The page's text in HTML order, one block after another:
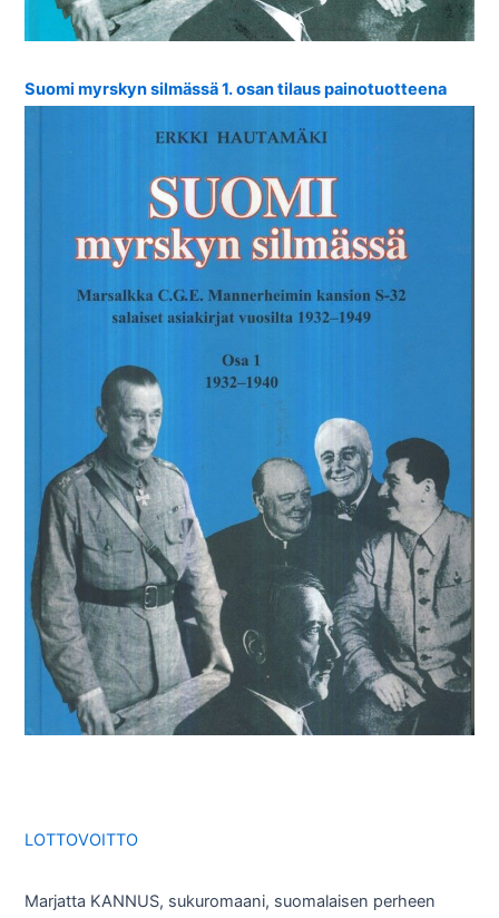
Suomi myrskyn silmässä 1. osan tilaus painotuotteena
LOTTOVOITTO
Marjatta KANNUS, sukuromaani, suomalaisen perheen